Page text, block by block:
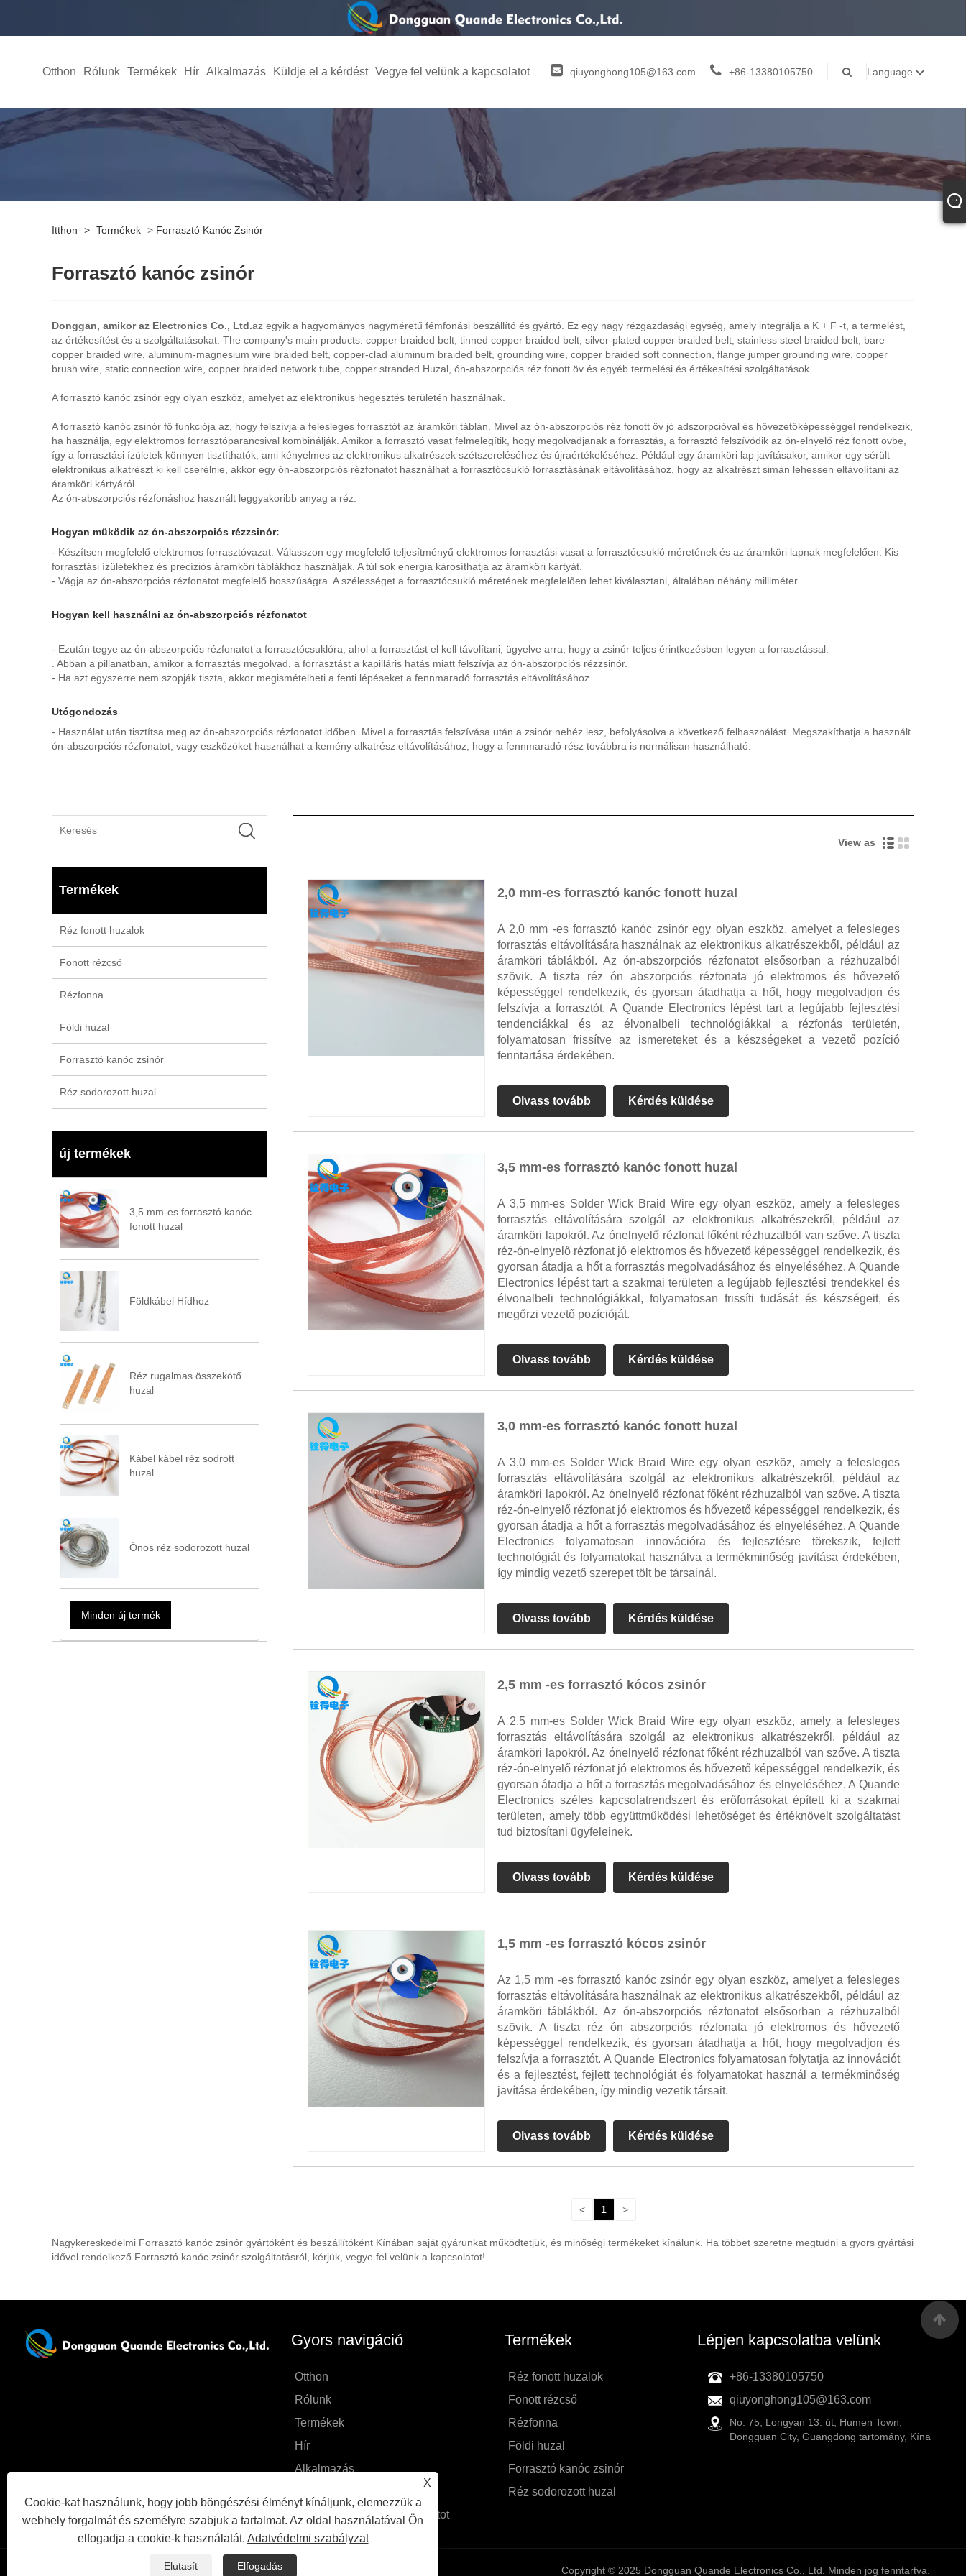
Otthon Rólunk Termékek Hír Alkalmazás Küldje el a kérdést Vegye fel velünk a kapcsolatot qiuyonghong105@163.com +86-13380105750 Language
Itthon > Termékek > Forrasztó Kanóc Zsinór
Forrasztó kanóc zsinór
Donggan, amikor az Electronics Co., Ltd.az egyik a hagyományos nagyméretű fémfonási beszállító és gyártó. Ez egy nagy rézgazdasági egység, amely integrálja a K + F -t, a termelést,
az értékesítést és a szolgáltatásokat. The company's main products: copper braided belt, tinned copper braided belt, silver-plated copper braided belt, stainless steel braided belt, bare
copper braided wire, aluminum-magnesium wire braided belt, copper-clad aluminum braided belt, grounding wire, copper braided soft connection, flange jumper grounding wire, copper
brush wire, static connection wire, copper braided network tube, copper stranded Huzal, ón-abszorpciós réz fonott öv és egyéb termelési és értékesítési szolgáltatások.
A forrasztó kanóc zsinór egy olyan eszköz, amelyet az elektronikus hegesztés területén használnak.
A forrasztó kanóc zsinór fő funkciója az, hogy felszívja a felesleges forrasztót az áramköri táblán. Mivel az ón-abszorpciós réz fonott öv jó adszorpcióval és hővezetőképességgel rendelkezik,
ha használja, egy elektromos forrasztóparancsival kombinálják. Amikor a forrasztó vasat felmelegítik, hogy megolvadjanak a forrasztás, a forrasztó felszívódik az ón-elnyelő réz fonott övbe,
így a forrasztási ízületek könnyen tisztíthatók, ami kényelmes az elektronikus alkatrészek szétszereléséhez és újraértékeléséhez. Például egy áramköri lap javításakor, amikor egy sérült
elektronikus alkatrészt ki kell cserélnie, akkor egy ón-abszorpciós rézfonatot használhat a forrasztócsukló forrasztásának eltávolításához, hogy az alkatrészt simán lehessen eltávolítani az
áramköri kártyáról.
Az ón-abszorpciós rézfonáshoz használt leggyakoribb anyag a réz.
Hogyan működik az ón-abszorpciós rézzsinór:
- Készítsen megfelelő elektromos forrasztóvazat. Válasszon egy megfelelő teljesítményű elektromos forrasztási vasat a forrasztócsukló méretének és az áramköri lapnak megfelelően. Kis
forrasztási ízületekhez és precíziós áramköri táblákhoz használják. A túl sok energia károsíthatja az áramköri kártyát.
- Vágja az ón-abszorpciós rézfonatot megfelelő hosszúságra. A szélességet a forrasztócsukló méretének megfelelően lehet kiválasztani, általában néhány milliméter.
Hogyan kell használni az ón-abszorpciós rézfonatot
- Ezután tegye az ón-abszorpciós rézfonatot a forrasztócsuklóra, ahol a forrasztást el kell távolítani, ügyelve arra, hogy a zsinór teljes érintkezésben legyen a forrasztással.
. Abban a pillanatban, amikor a forrasztás megolvad, a forrasztást a kapilláris hatás miatt felszívja az ón-abszorpciós rézzsinór.
- Ha azt egyszerre nem szopják tiszta, akkor megismételheti a fenti lépéseket a fennmaradó forrasztás eltávolításához.
Utógondozás
- Használat után tisztítsa meg az ón-abszorpciós rézfonatot időben. Mivel a forrasztás felszívása után a zsinór nehéz lesz, befolyásolva a következő felhasználást. Megszakíthatja a használt
ón-abszorpciós rézfonatot, vagy eszközöket használhat a kemény alkatrész eltávolításához, hogy a fennmaradó rész továbbra is normálisan használható.
Termékek
Réz fonott huzalok
Fonott rézcső
Rézfonna
Földi huzal
Forrasztó kanóc zsinór
Réz sodorozott huzal
új termékek
3,5 mm-es forrasztó kanóc
fonott huzal
Földkábel Hídhoz
Réz rugalmas összekötő
huzal
Kábel kábel réz sodrott
huzal
Ónos réz sodorozott huzal
Minden új termék
View as
2,0 mm-es forrasztó kanóc fonott huzal
A 2,0 mm -es forrasztó kanóc zsinór egy olyan eszköz, amelyet a felesleges
forrasztás eltávolítására használnak az elektronikus alkatrészekből, például az
áramköri táblákból. Az ón-abszorpciós rézfonatot elsősorban a rézhuzalból
szövik. A tiszta réz ón abszorpciós rézfonata jó elektromos és hővezető
képességgel rendelkezik, és gyorsan átadhatja a hőt, hogy megolvadjon és
felszívja a forrasztót. A Quande Electronics lépést tart a legújabb fejlesztési
tendenciákkal és az élvonalbeli technológiákkal a rézfonás területén,
folyamatosan frissítve az ismereteket és a készségeket a vezető pozíció
fenntartása érdekében.
Olvass tovább Kérdés küldése
3,5 mm-es forrasztó kanóc fonott huzal
A 3,5 mm-es Solder Wick Braid Wire egy olyan eszköz, amely a felesleges
forrasztás eltávolítására szolgál az elektronikus alkatrészekről, például az
áramköri lapokról. Az ónelnyelő rézfonat főként rézhuzalból van szőve. A tiszta
réz-ón-elnyelő rézfonat jó elektromos és hővezető képességgel rendelkezik, és
gyorsan átadja a hőt a forrasztás megolvadásához és elnyeléséhez. A Quande
Electronics lépést tart a szakmai területen a legújabb fejlesztési trendekkel és
élvonalbeli technológiákkal, folyamatosan frissíti tudását és készségeit, és
megőrzi vezető pozícióját.
Olvass tovább Kérdés küldése
3,0 mm-es forrasztó kanóc fonott huzal
A 3,0 mm-es Solder Wick Braid Wire egy olyan eszköz, amely a felesleges
forrasztás eltávolítására szolgál az elektronikus alkatrészekről, például az
áramköri lapokról. Az ónelnyelő rézfonat főként rézhuzalból van szőve. A tiszta
réz-ón-elnyelő rézfonat jó elektromos és hővezető képességgel rendelkezik, és
gyorsan átadja a hőt a forrasztás megolvadásához és elnyeléséhez. A Quande
Electronics folyamatosan innovációra és fejlesztésre törekszik, fejlett
technológiát és folyamatokat használva a termékminőség javítása érdekében,
így mindig vezető szerepet tölt be társainál.
Olvass tovább Kérdés küldése
2,5 mm -es forrasztó kócos zsinór
A 2,5 mm-es Solder Wick Braid Wire egy olyan eszköz, amely a felesleges
forrasztás eltávolítására szolgál az elektronikus alkatrészekről, például az
áramköri lapokról. Az ónelnyelő rézfonat főként rézhuzalból van szőve. A tiszta
réz-ón-elnyelő rézfonat jó elektromos és hővezető képességgel rendelkezik, és
gyorsan átadja a hőt a forrasztás megolvadásához és elnyeléséhez. A Quande
Electronics széles kapcsolatrendszert és erőforrásokat épített ki a szakmai
területen, amely több együttműködési lehetőséget és értéknövelt szolgáltatást
tud biztosítani ügyfeleinek.
Olvass tovább Kérdés küldése
1,5 mm -es forrasztó kócos zsinór
Az 1,5 mm -es forrasztó kanóc zsinór egy olyan eszköz, amelyet a felesleges
forrasztás eltávolítására használnak az elektronikus alkatrészekből, például az
áramköri táblákból. Az ón-abszorpciós rézfonatot elsősorban a rézhuzalból
szövik. A tiszta réz ón abszorpciós rézfonata jó elektromos és hővezető
képességgel rendelkezik, és gyorsan átadhatja a hőt, hogy megolvadjon és
felszívja a forrasztót. A Quande Electronics folyamatosan folytatja az innovációt
és a fejlesztést, fejlett technológiát és folyamatokat használ a termékminőség
javítása érdekében, így mindig vezetik társait.
Olvass tovább Kérdés küldése
< 1 >
Nagykereskedelmi Forrasztó kanóc zsinór gyártóként és beszállítóként Kínában saját gyárunkat működtetjük, és minőségi termékeket kínálunk. Ha többet szeretne megtudni a gyors gyártási
idővel rendelkező Forrasztó kanóc zsinór szolgáltatásról, kérjük, vegye fel velünk a kapcsolatot!
X
Cookie-kat használunk, hogy jobb böngészési élményt kínáljunk, elemezzük a
webhely forgalmát és személyre szabjuk a tartalmat. Az oldal használatával Ön
elfogadja a cookie-k használatát. Adatvédelmi szabályzat
Elutasít Elfogadás
Gyors navigáció
Otthon
Rólunk
Termékek
Hír
Alkalmazás
Vegye fel velünk a kapcsolatot
Termékek
Réz fonott huzalok
Fonott rézcső
Rézfonna
Földi huzal
Forrasztó kanóc zsinór
Réz sodorozott huzal
Lépjen kapcsolatba velünk
+86-13380105750
qiuyonghong105@163.com
No. 75, Longyan 13. út, Humen Town,
Dongguan City, Guangdong tartomány, Kína
Copyright © 2025 Dongguan Quande Electronics Co., Ltd. Minden jog fenntartva.